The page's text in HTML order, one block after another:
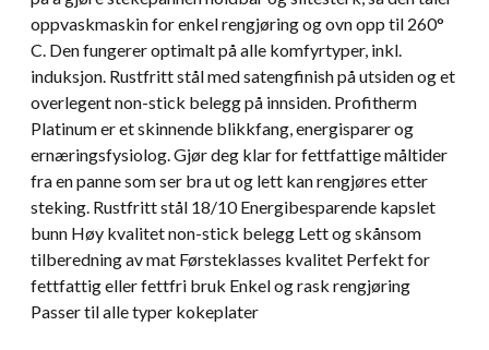
oppvaskmaskin for enkel rengjøring og ovn opp til 260°
C. Den fungerer optimalt på alle komfyrtyper, inkl.
induksjon. Rustfritt stål med satengfinish på utsiden og et
overlegent non-stick belegg på innsiden. Profitherm
Platinum er et skinnende blikkfang, energisparer og
ernæringsfysiolog. Gjør deg klar for fettfattige måltider
fra en panne som ser bra ut og lett kan rengjøres etter
steking. Rustfritt stål 18/10 Energibesparende kapslet
bunn Høy kvalitet non-stick belegg Lett og skånsom
tilberedning av mat Førsteklasses kvalitet Perfekt for
fettfattig eller fettfri bruk Enkel og rask rengjøring
Passer til alle typer kokeplater